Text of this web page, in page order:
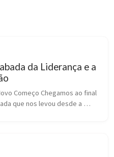
da Liderança e a
Começo Chegamos ao final
que nos levou desde a